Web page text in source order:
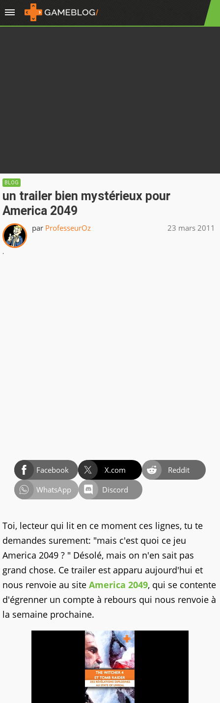
BLOG
un trailer bien mystérieux pour
America 2049
par ProfesseurOz 23 mars 2011
.
Facebook X.com
Reddit
WhatsApp
Discord
Toi, lecteur qui lit en ce moment ces lignes, tu te
demandes surement: "mais c'est quoi ce jeu
America 2049 ? " Désolé, mais on n'en sait pas
grand chose. Ce trailer est apparu aujourd'hui et
nous renvoie au site America 2049, qui se contente
d'égrenner un compte à rebours qui nous renvoie à
la semaine prochaine.